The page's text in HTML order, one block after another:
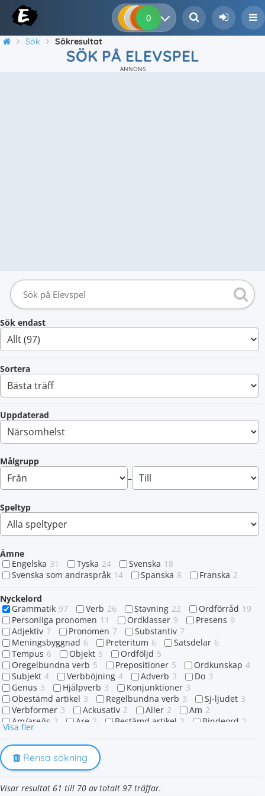
0 0 0
Sök Sökresultat
SÖK PÅ ELEVSPEL
ANNONS
Sök endast
Sortera
Uppdaterad
Målgrupp
–
Speltyp
Ämne
Engelska 31 Tyska 24 Svenska 18
Svenska som andraspråk 14 Spanska 8 Franska 2
Nyckelord
Grammatik 97 Verb 26 Stavning 22 Ordförråd 19
Personliga pronomen 11 Ordklasser 9 Presens 9
Adjektiv 7 Pronomen 7 Substantiv 7
Meningsbyggnad 6 Preteritum 6 Satsdelar 6
Tempus 6 Objekt 5 Ordföljd 5
Oregelbundna verb 5 Prepositioner 5 Ordkunskap 4
Subjekt 4 Verbböjning 4 Adverb 3 Do 3
Genus 3 Hjälpverb 3 Konjunktioner 3
Obestämd artikel 3 Regelbundna verb 3 Sj-ljudet 3
Verbformer 3 Ackusativ 2 Aller 2 Am 2
Am/are/is 2 Are 2 Bestämd artikel 2 Bindeord 2
Dativ
Engelska grundverb 2
Futurum 2 Glosor 2
Ordklass 2
Väder 2 Who 2 Är 2 -es-ändelser
Visa fler
Rensa sökning
Visar resultat 61 till 70 av totalt 97 träffar.